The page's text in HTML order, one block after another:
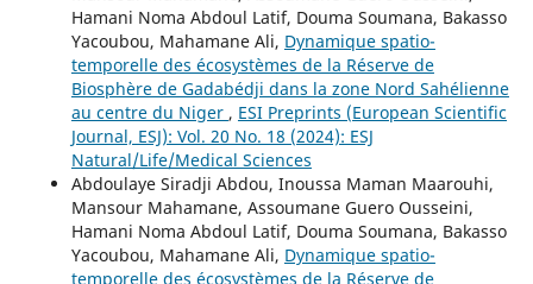
Hamani Noma Abdoul Latif, Douma Soumana, Bakasso
Yacoubou, Mahamane Ali, Dynamique spatio-
temporelle des écosystèmes de la Réserve de
Biosphère de Gadabédji dans la zone Nord Sahélienne
au centre du Niger , ESI Preprints (European Scientific
Journal, ESJ): Vol. 20 No. 18 (2024): ESJ
Natural/Life/Medical Sciences
Abdoulaye Siradji Abdou, Inoussa Maman Maarouhi,
Mansour Mahamane, Assoumane Guero Ousseini,
Hamani Noma Abdoul Latif, Douma Soumana, Bakasso
Yacoubou, Mahamane Ali, Dynamique spatio-
temporelle des écosystèmes de la Réserve de